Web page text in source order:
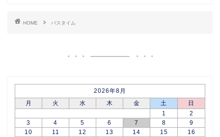
HOME バスタイム
2026年8月
月
火 水 木 金 土
日
1
2
3
4 5 6 7 8
9
10
11 12 13 14 15
16